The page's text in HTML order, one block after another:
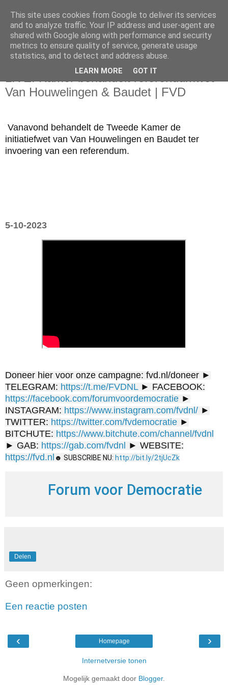
vrijdag 6 oktober 2023
LIVE: Kamer behandelt referendumwet
Van Houwelingen & Baudet | FVD
Vanavond behandelt de Tweede Kamer de
initiatiefwet van Van Houwelingen en Baudet ter
invoering van een referendum.
5-10-2023
Doneer hier voor onze campagne: fvd.nl/doneer ►
TELEGRAM: https://t.me/FVDNL► FACEBOOK:
https://facebook.com/forumvoordemocratie ►
INSTAGRAM: https://www.instagram.com/fvdnl/ ►
TWITTER: https://twitter.com/fvdemocratie ►
BITCHUTE: https://www.bitchute.com/channel/fvdnl
► GAB: https://gab.com/fvdnl ► WEBSITE:
https://fvd.nl ☻ SUBSCRIBE NU: http://bit.ly/2tjUcZk​​​​​​
Forum voor Democratie
Delen
Geen opmerkingen:
Een reactie posten
‹ ›
Homepage
Internetversie tonen
Mogelijk gemaakt door Blogger.
This site uses cookies from Google to deliver its services
and to analyze traffic. Your IP address and user-agent are
shared with Google along with performance and security
metrics to ensure quality of service, generate usage
statistics, and to detect and address abuse.
LEARN MORE GOT IT